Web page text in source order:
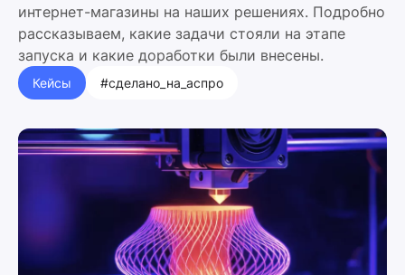
интернет-магазины на наших решениях. Подробно
рассказываем, какие задачи стояли на этапе
запуска и какие доработки были внесены.
Кейсы #сделано_на_аспро